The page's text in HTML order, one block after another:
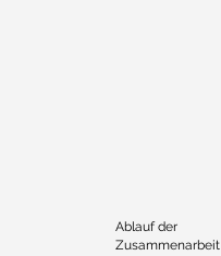
Ablauf der
Zusammenarbeit